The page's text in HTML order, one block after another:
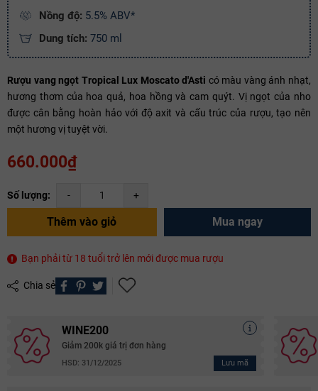
Nồng độ: 5.5% ABV*
Dung tích: 750 ml
Rượu vang ngọt Tropical Lux Moscato d'Asti có màu vàng ánh nhạt,
hương thơm của hoa quả, hoa hồng và cam quýt. Vị ngọt của nho
được cân bằng hoàn hảo với độ axit và cấu trúc của rượu, tạo nên
một hương vị tuyệt vời.
660.000₫
Số lượng: - +
Thêm vào giỏ Mua ngay
Bạn phải từ 18 tuổi trở lên mới được mua rượu
Chia sẻ
WINE200
Giảm 200k giá trị đơn hàng
HSD: 31/12/2025 Lưu mã